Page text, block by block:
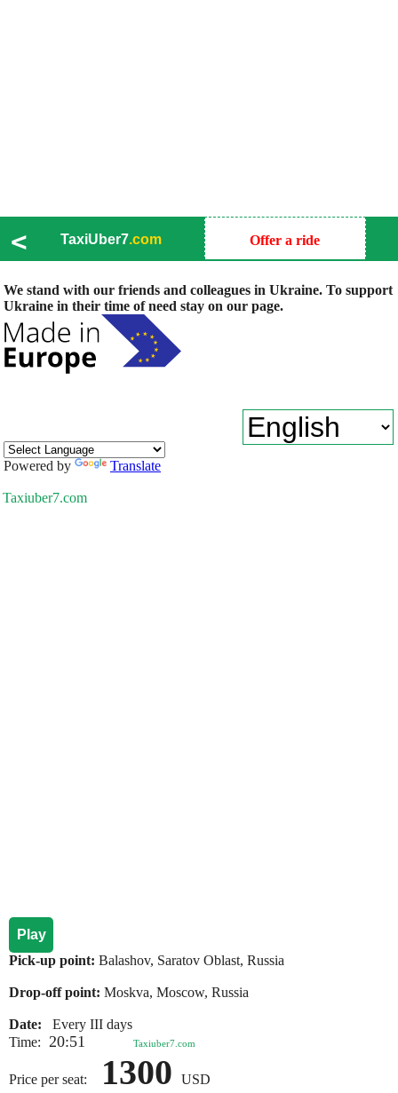
< TaxiUber7.com Offer a ride
We stand with our friends and colleagues in Ukraine. To support
Ukraine in their time of need stay on our page.
Powered by Translate
Taxiuber7.com
Play
Pick-up point: Balashov, Saratov Oblast, Russia
Drop-off point: Moskva, Moscow, Russia
Date:
Every III days
Time: 20:51 Taxiuber7.com
Price per seat: 1300 USD